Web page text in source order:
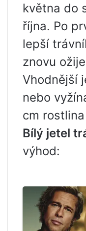
května do
října. Po
lepší
znovu
Vhodnější
nebo
cm
Bílý jetel
výhod: